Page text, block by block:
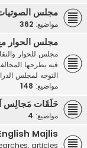
مجلس
مواضيع: 362
مجلس الحوار
مجلس للحوار
فيه يطرحها
التوجه لمجلس
مواضيع: 148
حَلَقَات مَجالِس
مواضيع: 4
Majlis
articles...